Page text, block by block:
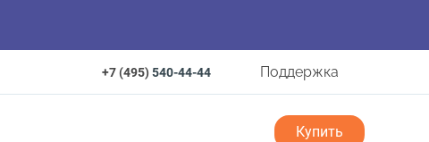
+7 (495)540-44-44 Поддержка
Купить